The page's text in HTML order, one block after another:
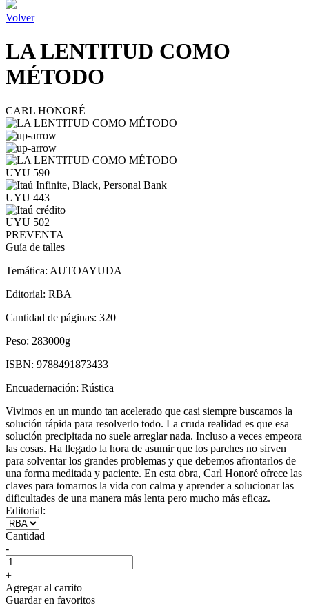
Volver
LA LENTITUD COMO
MÉTODO
CARL HONORÉ
UYU 590
UYU 443
UYU 502
PREVENTA
Guía de talles
Temática: AUTOAYUDA
Editorial: RBA
Cantidad de páginas: 320
Peso: 283000g
ISBN: 9788491873433
Encuadernación: Rústica
Vivimos en un mundo tan acelerado que casi siempre buscamos la
solución rápida para resolverlo todo. La cruda realidad es que esa
solución precipitada no suele arreglar nada. Incluso a veces empeora
las cosas. Ha llegado la hora de asumir que los parches no sirven
para solventar los grandes problemas y que debemos afrontarlos de
una forma meditada y paciente. En esta obra, Carl Honoré ofrece las
claves para tomarnos la vida con calma y aprender a solucionar las
dificultades de una manera más lenta pero mucho más eficaz.
Editorial:
Cantidad
-
+
Agregar al carrito
Guardar en favoritos